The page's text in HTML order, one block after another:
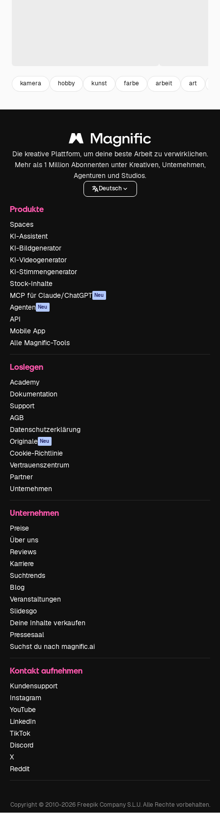
kamera hobby kunst farbe arbeit art
Die kreative Plattform, um deine beste Arbeit zu verwirklichen.
Mehr als 1 Million Abonnenten unter Kreativen, Unternehmen,
Agenturen und Studios.
Deutsch
Produkte
Spaces
KI-Assistent
KI-Bildgenerator
KI-Videogenerator
KI-Stimmengenerator
Stock-Inhalte
MCP für Claude/ChatGPT Neu
Agenten Neu
API
Mobile App
Alle Magnific-Tools
Loslegen
Academy
Dokumentation
Support
AGB
Datenschutzerklärung
Originale Neu
Cookie-Richtlinie
Vertrauenszentrum
Partner
Unternehmen
Unternehmen
Preise
Über uns
Reviews
Karriere
Suchtrends
Blog
Veranstaltungen
Slidesgo
Deine Inhalte verkaufen
Pressesaal
Suchst du nach magnific.ai
Kontakt aufnehmen
Kundensupport
Instagram
YouTube
LinkedIn
TikTok
Discord
X
Reddit
Copyright © 2010-2026Freepik Company S.L.U. Alle Rechte vorbehalten.